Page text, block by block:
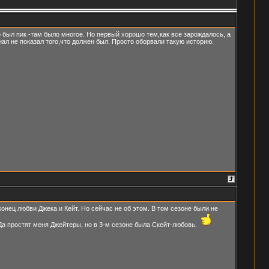
пик -там было многое. Но первый хорошо тем,как все зарождалось, а
не показал того,что должен был. Просто оборвали такую историю.
любви Джека и Кейт. Но сейчас не об этом. В том сезоне были не
простят меня Джейтеры, но в 3-м сезоне была Скейт-любовь.